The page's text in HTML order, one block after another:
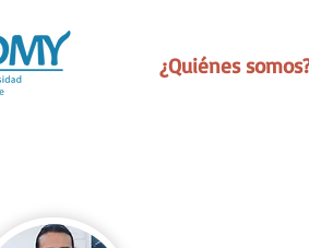
¿Quiénes